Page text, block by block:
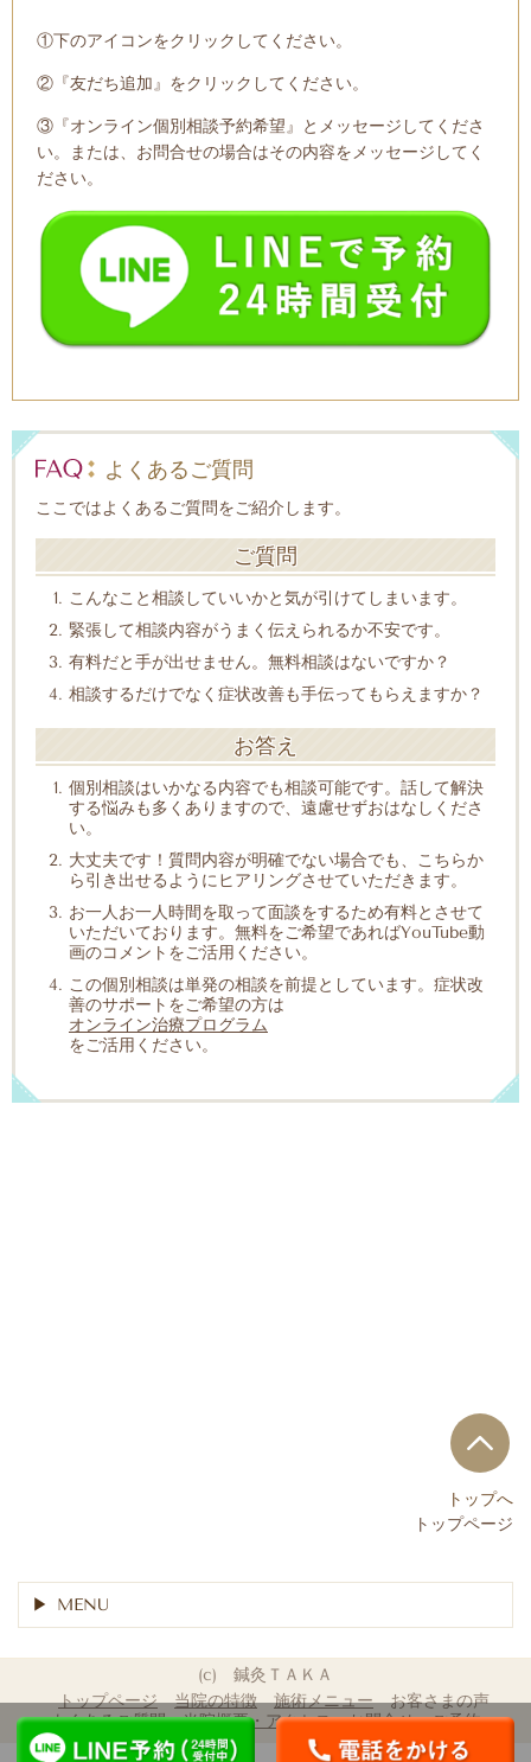
052-621-1955
LINE予約（24時間受付
中）
①下のアイコンをクリックしてください。
②『友だち追加』をクリックしてください。
③『オンライン個別相談予約希望』とメッセージしてくださ
い。または、お問合せの場合はその内容をメッセージしてく
ださい。
よくあるご質問
ここではよくあるご質問をご紹介します。
ご質問
こんなこと相談していいかと気が引けてしまいます。
緊張して相談内容がうまく伝えられるか不安です。
有料だと手が出せません。無料相談はないですか？
相談するだけでなく症状改善も手伝ってもらえますか？
お答え
個別相談はいかなる内容でも相談可能です。話して解決
する悩みも多くありますので、遠慮せずおはなしくださ
い。
大丈夫です！質問内容が明確でない場合でも、こちらか
ら引き出せるようにヒアリングさせていただきます。
お一人お一人時間を取って面談をするため有料とさせて
いただいております。無料をご希望であればYouTube動
画のコメントをご活用ください。
この個別相談は単発の相談を前提としています。症状改
善のサポートをご希望の方は
オンライン治療プログラム
をご活用ください。
トップへ
トップページ
MENU
(c) 鍼灸ＴＡＫＡ
トップページ
当院の特徴 施術メニュー
お客さまの声
よくあるご質問
当院概要・アクセス お問合せ・ご予約